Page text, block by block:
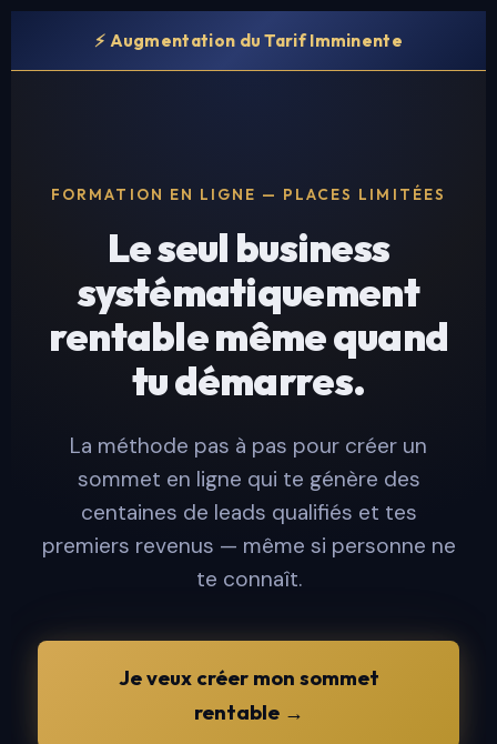
⚡ Augmentation du Tarif Imminente
FORMATION EN LIGNE — PLACES LIMITÉES
Le seul business
systématiquement
rentable même quand
tu démarres.
La méthode pas à pas pour créer un
sommet en ligne qui te génère des
centaines de leads qualifiés et tes
premiers revenus — même si personne ne
te connaît.
Je veux créer mon sommet
rentable →